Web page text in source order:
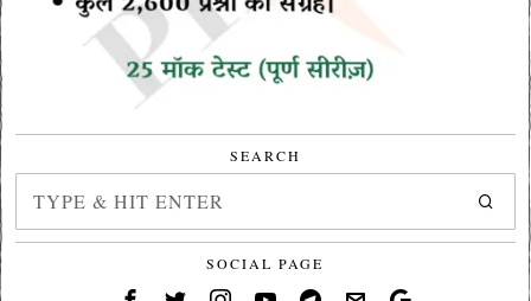
SEARCH
SOCIAL PAGE